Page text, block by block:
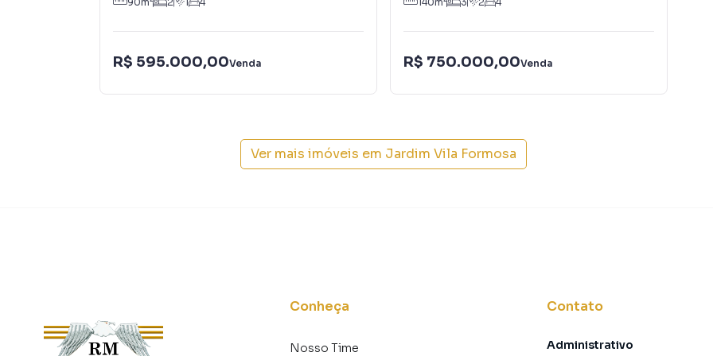
R$ 595.000,00Venda R$ 750.000,00Venda
Ver mais imóveis em Jardim Vila Formosa
Conheça
Nosso Time
Contato
Administrativo